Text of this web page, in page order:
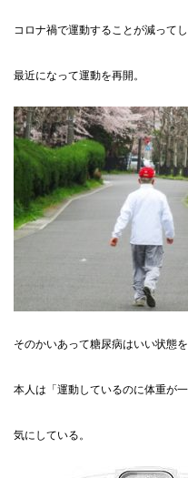
コロナ禍で運動することが減って
最近になって運動を再開。
そのかいあって糖尿病はいい状態
本人は「運動しているのに体重が
気にしている。